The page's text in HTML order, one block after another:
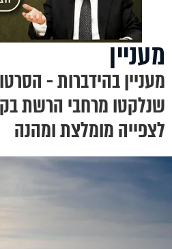
מעניין
מעניין בהידברות -
שנלקטו מרחבי הרשת
לצפייה מומלצת ומהנה